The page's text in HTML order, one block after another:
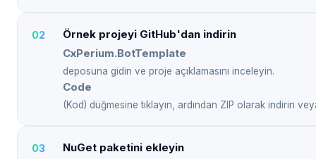
Örnek projeyi GitHub'dan indirin
CxPerium.BotTemplate
deposuna gidin ve proje açıklamasını inceleyin.
Code
(Kod) düğmesine tıklayın, ardından ZIP olarak indirin
NuGet paketini ekleyin